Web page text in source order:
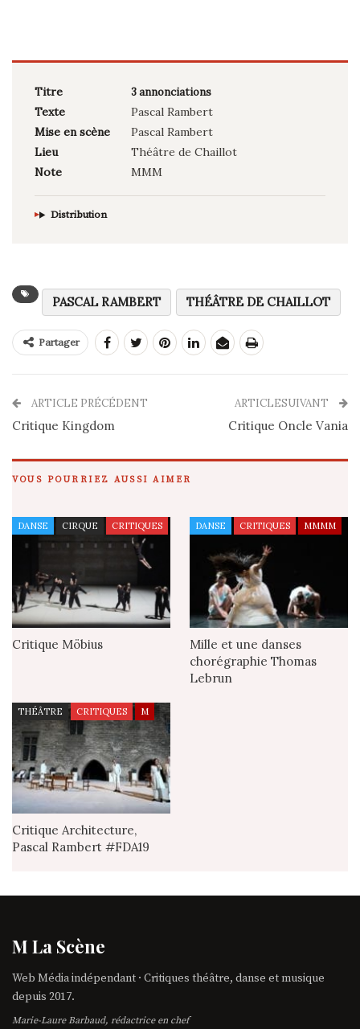
Titre 3 annonciations
Texte
Pascal Rambert
Mise en scène
Pascal Rambert
Lieu
Théâtre de Chaillot
Note
MMM
Distribution
PASCAL RAMBERT THÉÂTRE DE CHAILLOT
Partager
ARTICLE PRÉCÉDENT
Critique Kingdom
ARTICLESUIVANT
Critique Oncle Vania
VOUS POURRIEZ AUSSI AIMER
DANSE CIRQUE CRITIQUES
Critique Möbius
DANSE CRITIQUES MMMM
Mille et une danses
chorégraphie Thomas
Lebrun
THÉÂTRE CRITIQUES M
Critique Architecture,
Pascal Rambert #FDA19
M La Scène
Web Média indépendant · Critiques théâtre, danse et musique
depuis 2017.
Marie-Laure Barbaud, rédactrice en chef